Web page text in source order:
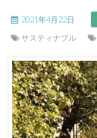
2021年4月22日
サスティナブル